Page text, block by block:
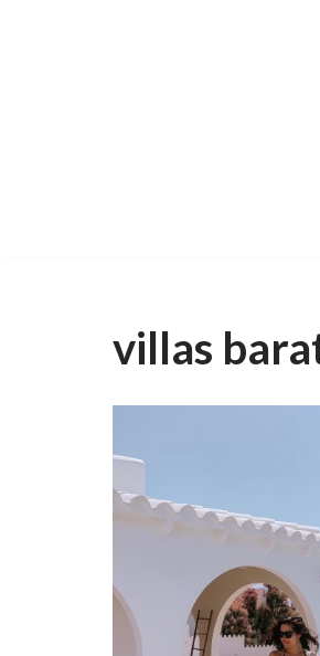
villas